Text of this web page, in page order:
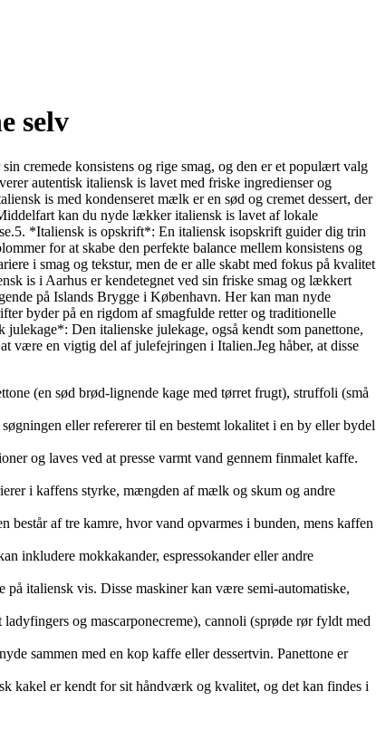
selv
cremede konsistens og rige smag, og den er et populært valg
autentisk italiensk is lavet med friske ingredienser og
is med kondenseret mælk er en sød og cremet dessert, der
kan du nyde lækker italiensk is lavet af lokale
*Italiensk is opskrift*: En italiensk isopskrift guider dig trin
for at skabe den perfekte balance mellem konsistens og
i smag og tekstur, men de er alle skabt med fokus på kvalitet
is i Aarhus er kendetegnet ved sin friske smag og lækkert
på Islands Brygge i København. Her kan man nyde
byder på en rigdom af smagfulde retter og traditionelle
Den italienske julekage, også kendt som panettone,
være en vigtig del af julefejringen i Italien.Jeg håber, at disse
(en sød brød-lignende kage med tørret frugt), struffoli (små
eller refererer til en bestemt lokalitet i en by eller bydel
og laves ved at presse varmt vand gennem finmalet kaffe.
i kaffens styrke, mængden af mælk og skum og andre
af tre kamre, hvor vand opvarmes i bunden, mens kaffen
inkludere mokkakander, espressokander eller andre
italiensk vis. Disse maskiner kan være semi-automatiske,
og mascarponecreme), cannoli (sprøde rør fyldt med
sammen med en kop kaffe eller dessertvin. Panettone er
kakel er kendt for sit håndværk og kvalitet, og det kan findes i